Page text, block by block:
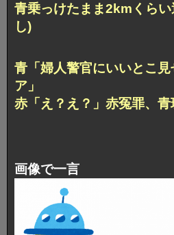
青乗っけたまま2kmくら
し)
青「婦人警官にいいとこ
ア」
赤「え？え？」赤冤罪、
画像で一言